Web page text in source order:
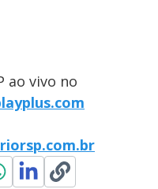
ao vivo no